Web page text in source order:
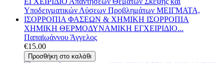
ΧΗΜΙΚΗ ΘΕΡΜΟΔΥΝΑΜΙΚΗ ΕΓΧΕΙΡΙΔΙΟ...
Παπαϊωάννου Άγγελος
€15.00